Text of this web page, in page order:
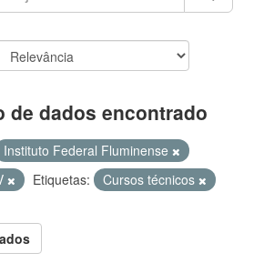
de dados encontrado
Instituto Federal Fluminense
Etiquetas:
Cursos técnicos